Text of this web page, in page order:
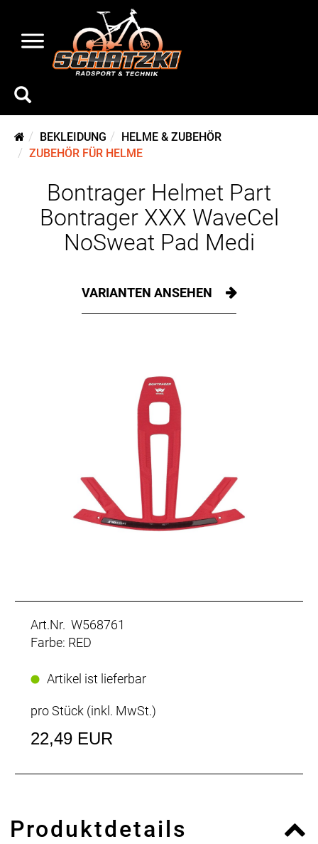
BEKLEIDUNG
HELME & ZUBEHÖR
ZUBEHÖR FÜR HELME
Bontrager Helmet Part
Bontrager XXX WaveCel
NoSweat Pad Medi
VARIANTEN ANSEHEN
Art.Nr. W568761
Farbe: RED
Artikel ist lieferbar
pro Stück (inkl. MwSt.)
22,49 EUR
Produktdetails